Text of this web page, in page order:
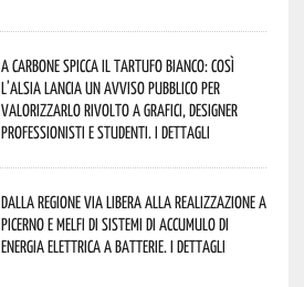
A Carbone spicca il tartufo bianco: così
l’Alsia lancia un avviso pubblico per
valorizzarlo rivolto a grafici, designer
professionisti e studenti. I dettagli
Dalla Regione via libera alla realizzazione a
Picerno e Melfi di sistemi di accumulo di
energia elettrica a batterie. I dettagli